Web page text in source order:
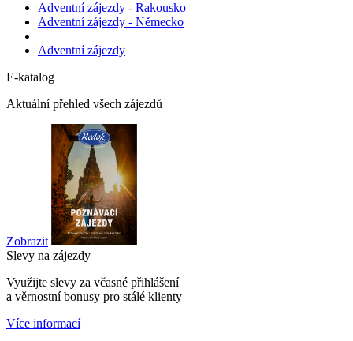
Adventní zájezdy - Rakousko
Adventní zájezdy - Německo
Adventní zájezdy
E-katalog
Aktuální přehled všech zájezdů
Zobrazit
Slevy na zájezdy
Využijte slevy za včasné přihlášení
a věrnostní bonusy pro stálé klienty
Více informací